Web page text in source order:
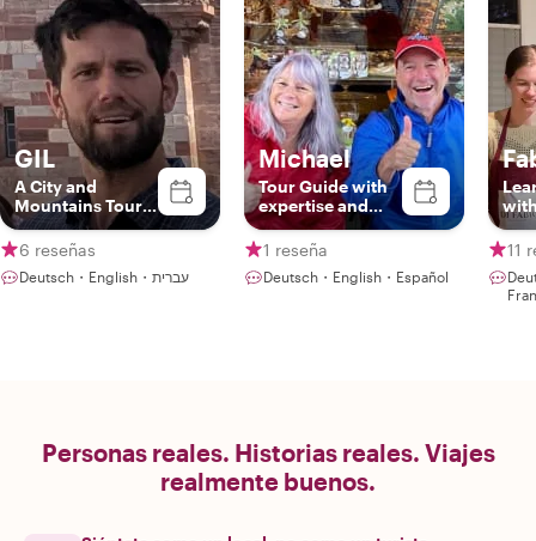
GIL
A City and
Mountains Tour
Guide
6 reseñas
Deutsch・English・עברית
Michael
Tour Guide with
expertise and
passion
1 reseña
Deutsch・English・Español
11
Personas reales. Historias reales. Viajes
realmente buenos.